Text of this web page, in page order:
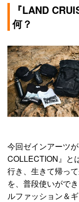
『LAND
何？
今回ゼインアーツ
COLLECTION』と
行き、生きて帰っ
を、普段使いがで
ルファッション＆